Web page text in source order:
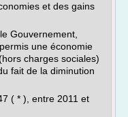
et des gains
Gouvernement,
une économie
charges sociales)
fait de la diminution
( * ), entre 2011 et